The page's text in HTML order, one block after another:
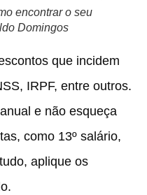
encontrar o seu
Domingos
que incidem
IRPF, entre outros.
e não esqueça
como 13º salário,
aplique os